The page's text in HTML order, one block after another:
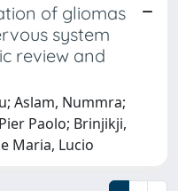
of gliomas
system
review and
Aslam, Nummra;
Paolo; Brinjikji,
Maria, Lucio